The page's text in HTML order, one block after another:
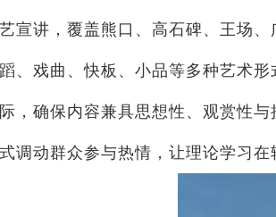
宣讲，覆盖熊口、高石碑、王场
、戏曲、快板、小品等多种艺术
，确保内容兼具思想性、观赏性
调动群众参与热情，让理论学习在